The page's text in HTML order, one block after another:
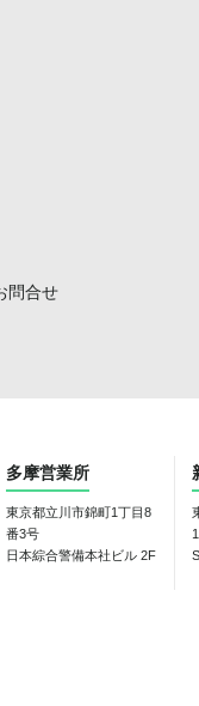
問合せ
多摩営業所
東京都立川市錦町1丁目8
番3号
日本綜合警備本社ビル 2F